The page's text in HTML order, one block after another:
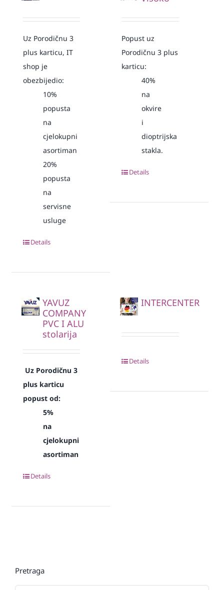
Uz Porodičnu 3
plus karticu, IT
shop je
obezbijedio:
10%
popusta
na
cjelokupni
asortiman
20%
popusta
na
servisne
usluge
Details
Popust uz
Porodičnu 3 plus
karticu:
40%
na
okvire
i
dioptrijska
stakla.
Details
YAVUZ
COMPANY
PVC I ALU
stolarija
Uz Porodičnu 3
plus karticu
popust od:
5%
na
cjelokupni
asortiman
Details
INTERCENTER
Details
Pretraga